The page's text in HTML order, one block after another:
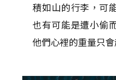
積如山的行李，可
也有可能是遭小偷
他們心裡的重量只